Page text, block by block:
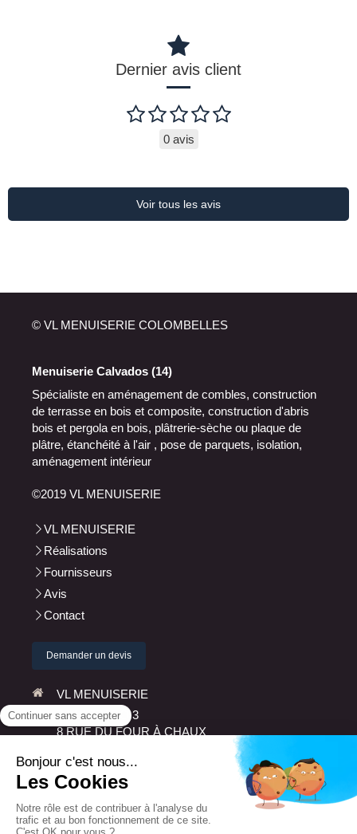
Dernier avis client
0 avis
Voir tous les avis
© VL MENUISERIE COLOMBELLES
Menuiserie Calvados (14)
Spécialiste en aménagement de combles, construction
de terrasse en bois et composite, construction d'abris
bois et pergola en bois, plâtrerie-sèche ou plaque de
plâtre, étanchéité à l'air , pose de parquets, isolation,
aménagement intérieur
©2019 VL MENUISERIE
VL MENUISERIE
Réalisations
Fournisseurs
Avis
Contact
Demander un devis
VL MENUISERIE
ZA LAZZARO 3
8 RUE DU FOUR À CHAUX
PARK ACTIVA
Afficher le téléphone
Plan du site